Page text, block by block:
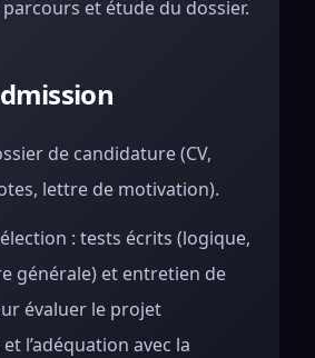
et étude du dossier.
de candidature (CV,
lettre de motivation).
: tests écrits (logique,
générale) et entretien de
évaluer le projet
l’adéquation avec la